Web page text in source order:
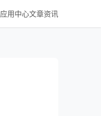
应用中心文章资讯